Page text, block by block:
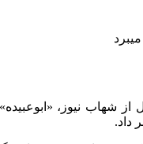
از شهاب نیوز،
داد.